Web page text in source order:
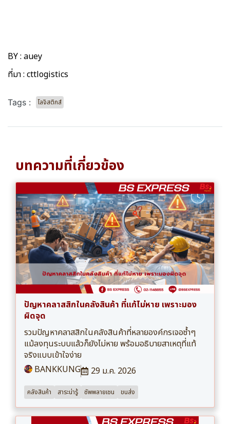
BY : auey
ที่มา : cttlogistics
Tags : โลจิสติกส์
บทความที่เกี่ยวข้อง
ปัญหาคลาสสิกในคลังสินค้า ที่แก้ไม่หาย เพราะมอง
ผิดจุด
รวมปัญหาคลาสสิกในคลังสินค้าที่หลายองค์กรเจอซ้ำๆ
แม้ลงทุนระบบแล้วก็ยังไม่หาย พร้อมอธิบายสาเหตุที่แท้
จริงแบบเข้าใจง่าย
BANKKUNG
29 ม.ค. 2026
คลังสินค้า สาระน่ารู้ ซัพพลายเชน ขนส่ง